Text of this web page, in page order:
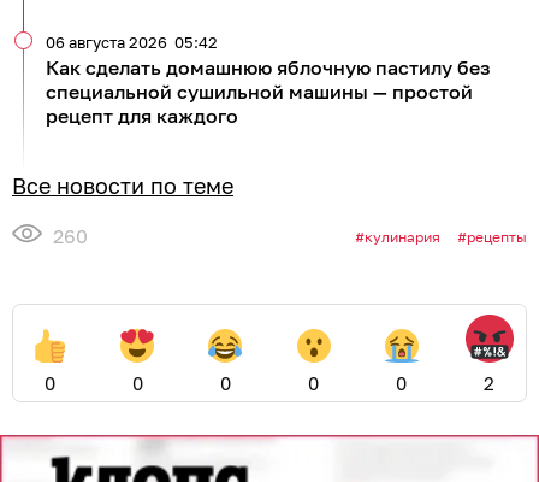
Как сделать домашнюю яблочную пастилу без
специальной сушильной машины — простой
рецепт для каждого
06 августа 2026 05:42
Все новости по теме
260 кулинария рецепты
0 0 0 0 0 2